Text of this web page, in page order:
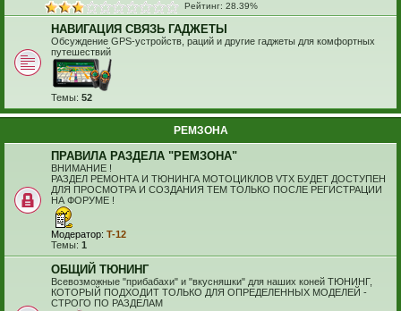
Рейтинг: 28.39%
НАВИГАЦИЯ СВЯЗЬ ГАДЖЕТЫ
Обсуждение GPS-устройств, раций и другие гаджеты для комфортных
путешествий
Темы: 52
РЕМЗОНА
ПРАВИЛА РАЗДЕЛА "РЕМЗОНА"
ВНИМАНИЕ !
РАЗДЕЛ РЕМОНТА И ТЮНИНГА МОТОЦИКЛОВ VTX БУДЕТ ДОСТУПЕН
ДЛЯ ПРОСМОТРА И СОЗДАНИЯ ТЕМ ТОЛЬКО ПОСЛЕ РЕГИСТРАЦИИ
НА ФОРУМЕ !
Модератор: T-12
Темы: 1
ОБЩИЙ ТЮНИНГ
Всевозможные "прибабахи" и "вкусняшки" для наших коней ТЮНИНГ,
КОТОРЫЙ ПОДХОДИТ ТОЛЬКО ДЛЯ ОПРЕДЕЛЕННЫХ МОДЕЛЕЙ -
СТРОГО ПО РАЗДЕЛАМ